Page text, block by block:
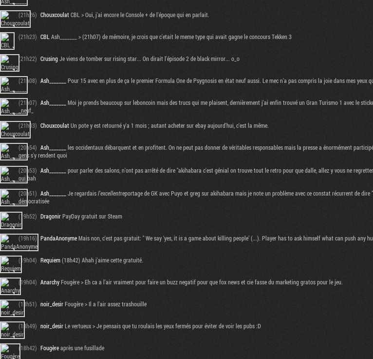
(21h26) ChouxcoulatCBL > Oui, j'ai encore le Console + de l'époque qui en parlait.
(21h23) CBL Ash_______ > (21h07) de mémoire, je crois que c'etait le meme type qui avait gagne le concours Tekken 3
(21h22) CrusingJe viens de tomber sur rising star... On dirait l'épisode 2 de black mirror... o_o
(21h08) Ash_______ Pour 15 avec en plus de ça le premier Formula One de Psygnosis en état neuf aussi. Le mec n'a pas compris la joie dans mes yeux
(21h07) Ash_______
Moi je prends beaucoup sur leboncoin mais des trucs qui me plaisent, dernièrement j'ai enfin trouvé un Gran Turismo 1 avec le
_neuf_
(21h03) ChouxcoulatUn pote y est retourné y'a 1 mois ; autant acheter sur ebay aujourd'hui, c'est la même.
(20h54) Ash_______
les occidentaux débarquent et en profitent. On ne peut pas donner de véritables responsables mais la presse a énormément
gens s'y rendent quoi
(20h53) Ash_______
pour parler des salons, n'ont pas arrêté de dire "akihabara c'est génial on trouve tout le retro pour que dalle, allez y vous ne
oui bah
(20h51) Ash_______ Je regardaisl'excellentreportage de GK avec Puyo et greg sur akihabara mais je note un problème avec ce constat récurrent de
démocratisée
(19h52) DragonirPayDay gratuit sur Steam
(19h16) PandaAnonymeMais non, c'est pas gratuit: " We say ‘yes, it is a game about killing people’ (...). Player has to ask himself what can push
(19h04) Requiem(18h42) Ahah j'aime cette gratuité.
(19h04) AnarchyFougère > Eh ca a l'air vraiment pour faire un buzz negatif pour que fox news et cie fasse du marketing gratos pour le jeu.
(18h51) noir_desir Fougère > Il a l'air assez trashouille
(18h49) noir_desirLe vertueux > Je pensais que tu roulais les yeux fermés pour éviter de voir les pubs :D
(18h42) Fougèreaprès une fusillade